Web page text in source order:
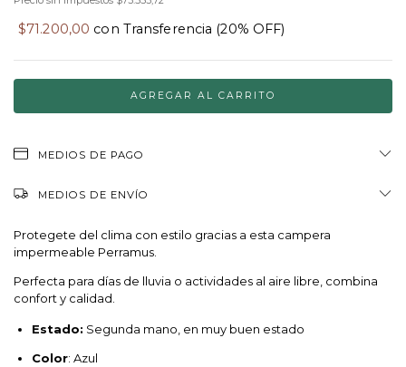
$71.200,00 con Transferencia (20% OFF)
MEDIOS DE PAGO
MEDIOS DE ENVÍO
Protegete del clima con estilo gracias a esta campera
impermeable Perramus.
Perfecta para días de lluvia o actividades al aire libre, combina
confort y calidad.
Estado: Segunda mano, en muy buen estado
Color: Azul